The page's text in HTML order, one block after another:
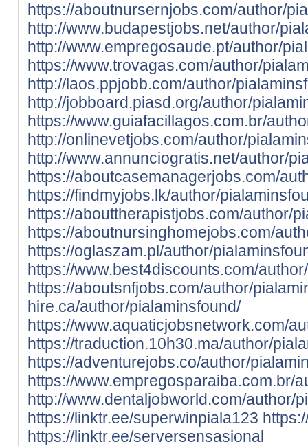
https://aboutnursernjobs.com/author/
http://www.budapestjobs.net/author/
http://www.empregosaude.pt/author/
https://www.trovagas.com/author/
http://laos.ppjobb.com/author/
http://jobboard.piasd.org/author/
https://www.guiafacillagos.com.br/
http://onlinevetjobs.com/author/
http://www.annunciogratis.net/author/
https://aboutcasemanagerjobs.com/
https://findmyjobs.lk/author/
https://abouttherapistjobs.com/author/
https://aboutnursinghomejobs.com/
https://oglaszam.pl/author/
https://www.best4discounts.com/
https://aboutsnfjobs.com/author/
hire.ca/author/pialaminsfound/
https://www.aquaticjobsnetwork.com/
https://traduction.10h30.ma/author/
https://adventurejobs.co/author/
https://www.empregosparaiba.com.br/
http://www.dentaljobworld.com/author/
https://linktr.ee/superwinpiala123
https://linktr.ee/serversensasional